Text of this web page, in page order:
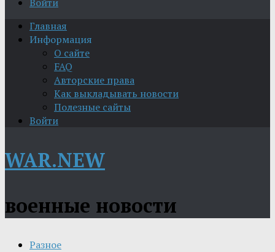
Главная
Информация
О сайте
FAQ
Авторские права
Как выкладывать новости
Полезные сайты
Войти
WAR.NEW
военные новости
Разное